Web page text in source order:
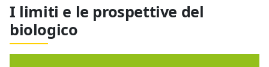
I limiti e le prospettive del
biologico